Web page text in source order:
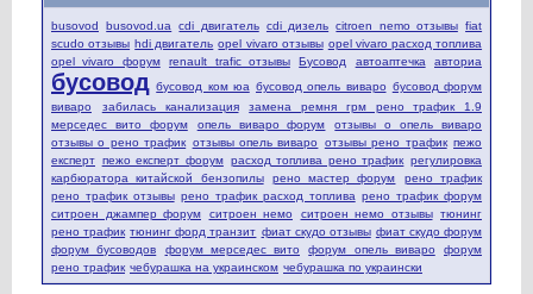
busovod busovod.ua cdi двигатель cdi дизель citroen nemo отзывы fiat
scudo отзывы hdi двигатель opel vivaro отзывы opel vivaro расход топлива
opel vivaro форум
renault trafic отзывы Бусовод автоаптечка авториа
бусовод бусовод ком юа бусовод опель виваро бусовод форум
виваро
забилась канализация
замена ремня грм рено трафик 1.9
мерседес вито форум
опель виваро форум
отзывы о опель виваро
отзывы о рено трафик отзывы опель виваро отзывы рено трафик пежо
експерт пежо експерт форум расход топлива рено трафик регулировка
карбюратора китайской бензопилы
рено мастер форум
рено трафик
рено трафик отзывы рено трафик расход топлива рено трафик форум
ситроен джампер форум
ситроен немо ситроен немо отзывы тюнинг
рено трафик тюнинг форд транзит фиат скудо отзывы фиат скудо форум
форум бусоводов
форум мерседес вито форум опель виваро
форум
рено трафик чебурашка на украинском чебурашка по украински